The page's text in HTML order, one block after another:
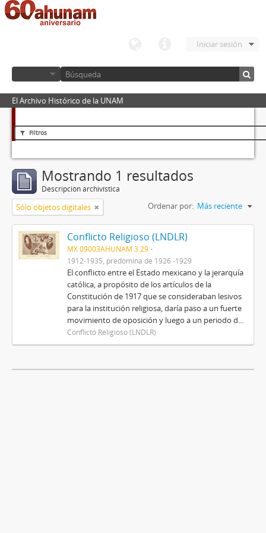
Iniciar sesión
El Archivo Histórico de la UNAM
Filtros
Mostrando 1 resultados
Descripción archivística
Sólo objetos digitales Ordenar por: Más reciente
Conflicto Religioso (LNDLR)
MX 09003AHUNAM 3.29
1912-1935, predomina de 1926 -1929
El conflicto entre el Estado mexicano y la jerarquía
católica, a propósito de los artículos de la
Constitución de 1917 que se consideraban lesivos
para la institución religiosa, daría paso a un fuerte
movimiento de oposición y luego a un periodo d...
Conflicto Religioso (LNDLR)